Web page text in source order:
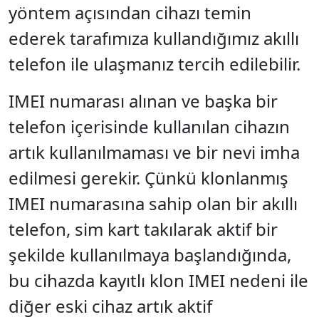
yöntem açısından cihazı temin
ederek tarafımıza kullandığımız akıllı
telefon ile ulaşmanız tercih edilebilir.
IMEI numarası alınan ve başka bir
telefon içerisinde kullanılan cihazın
artık kullanılmaması ve bir nevi imha
edilmesi gerekir. Çünkü klonlanmış
IMEI numarasına sahip olan bir akıllı
telefon, sim kart takılarak aktif bir
şekilde kullanılmaya başlandığında,
bu cihazda kayıtlı klon IMEI nedeni ile
diğer eski cihaz artık aktif